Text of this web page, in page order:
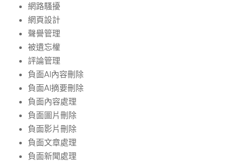
網路騷擾
網頁設計
聲譽管理
被遺忘權
評論管理
負面AI內容刪除
負面AI摘要刪除
負面內容處理
負面圖片刪除
負面影片刪除
負面文章處理
負面新聞處理